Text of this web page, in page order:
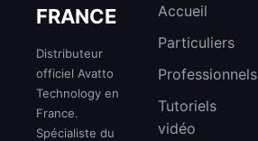
FRANCE
Distributeur
officiel Avatto
Technology en
France.
Spécialiste du
Accueil
Particuliers
Professionnels
Tutoriels
vidéo